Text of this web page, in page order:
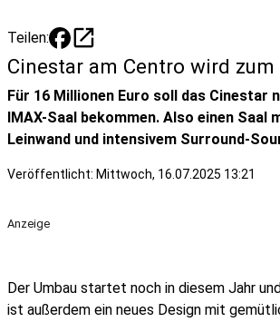
Teilen: open_in_new
Cinestar am Centro wird
Für 16 Millionen Euro soll das Cinestar
IMAX-Saal bekommen. Also einen
Leinwand und intensivem Surround-
Veröffentlicht: Mittwoch, 16.07.2025 13:21
Anzeige
Der Umbau startet noch in diesem Jahr
ist außerdem ein neues Design mit